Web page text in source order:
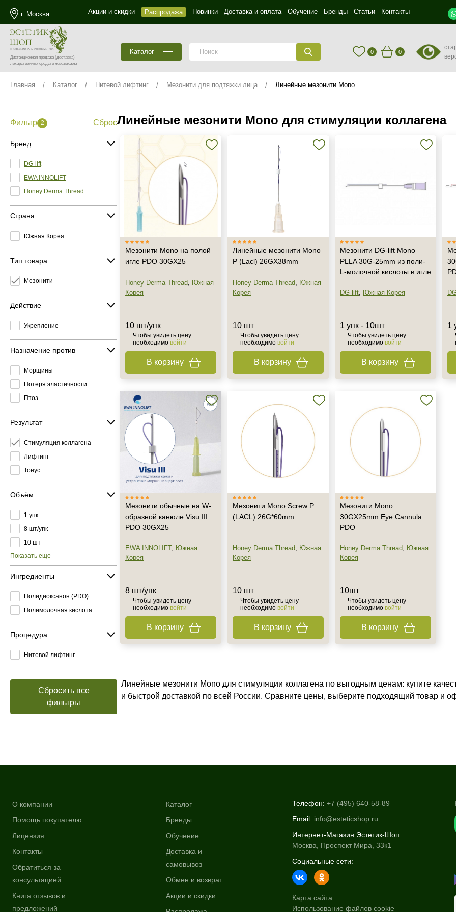
г. Москва Акции и скидки Распродажа Новинки Доставка и оплата Обучение Бренды Статьи Контакты
Дистанционная продажа(доставка)
лекарственных средств невозможна
Каталог 0 0
Главная Каталог Нитевой лифтинг Мезонити для подтяжки лица Линейные мезонити Mono
Фильтр 2 Сброс
Бренд
DG-lift
EWA INNOLIFT
Honey Derma Thread
Страна
Южная Корея
Тип товара
Мезонити
Действие
Укрепление
Назначение против
Морщины
Потеря эластичности
Птоз
Результат
Стимуляция коллагена
Лифтинг
Тонус
Объём
1 упк
8 шт/упк
10 шт
Показать еще
Ингредиенты
Полидиоксанон (PDO)
Полимолочная кислота
Процедура
Нитевой лифтинг
Сбросить все
фильтры
Линейные мезонити Mono для стимуляции коллагена
Мезонити Mono на полой
игле PDO 30GX25
Honey Derma Thread, Южная
Корея
10 шт/упк
Чтобы увидеть цену
необходимо войти
В корзину
Линейные мезонити Mono
P (Lacl) 26GX38mm
Honey Derma Thread, Южная
Корея
10 шт
Чтобы увидеть цену
необходимо войти
В корзину
Мезонити DG-lift Mono
PLLA 30G-25mm из поли-
L-молочной кислоты в игле
DG-lift, Южная Корея
1 упк - 10шт
Чтобы увидеть цену
необходимо войти
В корзину
1
Мезонити обычные на W-
образной канюле Visu III
PDO 30GX25
EWA INNOLIFT, Южная
Корея
8 шт/упк
Чтобы увидеть цену
необходимо войти
В корзину
Мезонити Mono Screw P
(LACL) 26G*60mm
Honey Derma Thread, Южная
Корея
10 шт
Чтобы увидеть цену
необходимо войти
В корзину
Мезонити Mono
30GX25mm Eye Cannula
PDO
Honey Derma Thread, Южная
Корея
10шт
Чтобы увидеть цену
необходимо войти
В корзину
Линейные мезонити Mono для стимуляции коллагена по выгодным ценам: купите
и быстрой доставкой по всей России. Сравните цены, выберите подходящий товар и
О компании
Помощь покупателю
Лицензия
Контакты
Обратиться за
консультацией
Книга отзывов и
предложений
Каталог
Бренды
Обучение
Доставка и
самовывоз
Обмен и возврат
Акции и скидки
Телефон: +7 (495) 640-58-89
Email: info@esteticshop.ru
Интернет-Магазин Эстетик-Шоп:
Москва, Проспект Мира, 33к1
Социальные сети:
Карта сайта
Использование файлов cookie
+7 (495) 640-58-89
+7 (929) 933-09-89